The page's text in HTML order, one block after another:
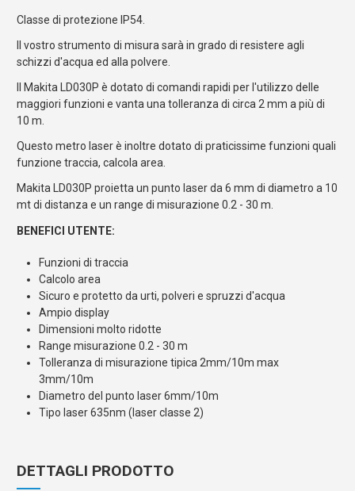
Classe di protezione IP54.
Il vostro strumento di misura sarà in grado di resistere agli
schizzi d'acqua ed alla polvere.
Il Makita LD030P è dotato di comandi rapidi per l'utilizzo delle
maggiori funzioni e vanta una tolleranza di circa 2 mm a più di
10 m.
Questo metro laser è inoltre dotato di praticissime funzioni quali
funzione traccia, calcola area.
Makita LD030P proietta un punto laser da 6 mm di diametro a 10
mt di distanza e un range di misurazione 0.2 - 30 m.
BENEFICI UTENTE:
Funzioni di traccia
Calcolo area
Sicuro e protetto da urti, polveri e spruzzi d'acqua
Ampio display
Dimensioni molto ridotte
Range misurazione 0.2 - 30 m
Tolleranza di misurazione tipica 2mm/10m max
3mm/10m
Diametro del punto laser 6mm/10m
Tipo laser 635nm (laser classe 2)
DETTAGLI PRODOTTO